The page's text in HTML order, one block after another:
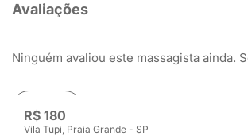
R$ 180
Vila Tupi, Praia Grande - SP
Avaliações
Ninguém avaliou este massagista ainda.
Avaliar